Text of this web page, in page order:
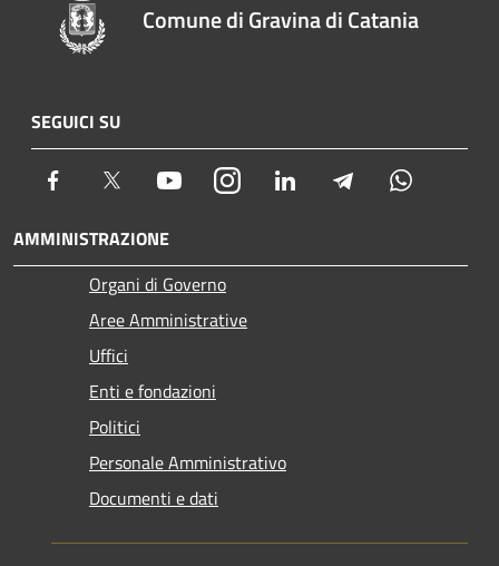
Comune di Gravina di Catania
SEGUICI SU
Facebook Twitter YoutubeInstagram LinkedIn Telegram
AMMINISTRAZIONE
Organi di Governo
Aree Amministrative
Uffici
Enti e fondazioni
Politici
Personale Amministrativo
Documenti e dati